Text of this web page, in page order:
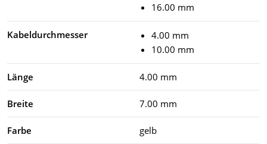
16.00 mm
Kabeldurchmesser
4.00 mm
10.00 mm
Länge 4.00 mm
Breite 7.00 mm
Farbe gelb